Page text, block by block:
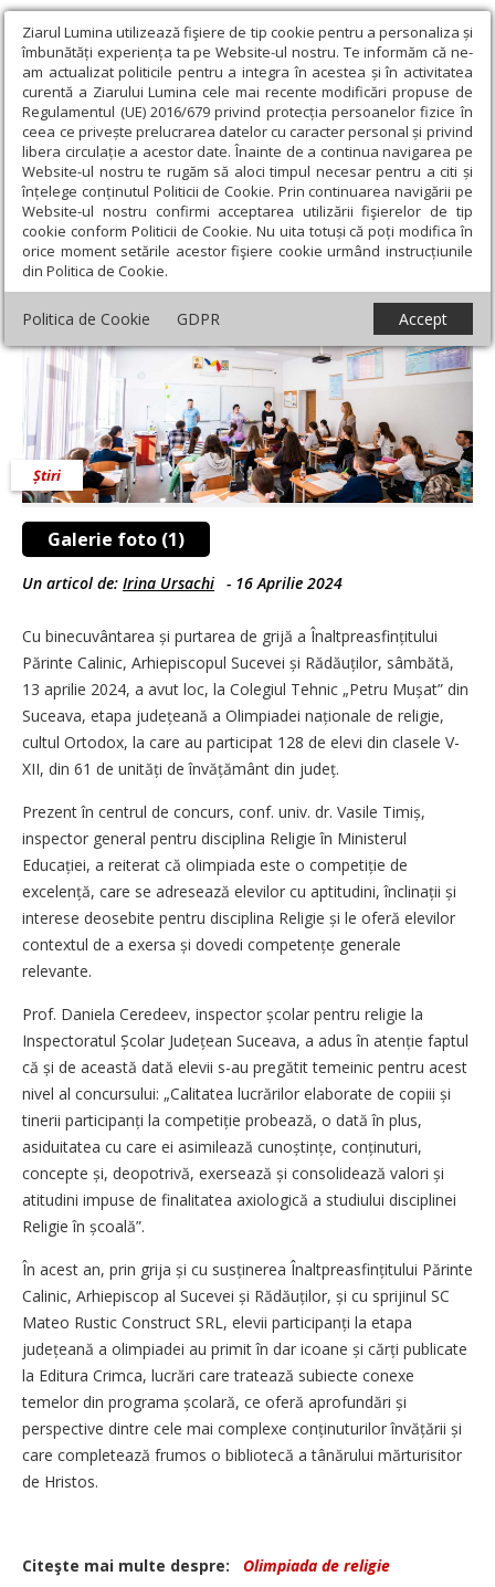
Ziarul Lumina utilizează fişiere de tip cookie pentru a personaliza și
îmbunătăți experiența ta pe Website-ul nostru. Te informăm că ne-
am actualizat politicile pentru a integra în acestea și în activitatea
curentă a Ziarului Lumina cele mai recente modificări propuse de
Regulamentul (UE) 2016/679 privind protecția persoanelor fizice în
ceea ce privește prelucrarea datelor cu caracter personal și privind
libera circulație a acestor date. Înainte de a continua navigarea pe
Website-ul nostru te rugăm să aloci timpul necesar pentru a citi și
înțelege conținutul Politicii de Cookie. Prin continuarea navigării pe
Website-ul nostru confirmi acceptarea utilizării fişierelor de tip
cookie conform Politicii de Cookie. Nu uita totuși că poți modifica în
orice moment setările acestor fişiere cookie urmând instrucțiunile
din Politica de Cookie.
Politica de Cookie GDPR Accept
Ziarul Lumina › Actualitate religioasă › Știri › Olimpiada de
religie, la Suceava
Olimpiada de religie, la Suceava
Galerie foto (1)
Știri
Un articol de: Irina Ursachi - 16 Aprilie 2024
Cu binecuvântarea și purtarea de grijă a Înaltpreasfințitului
Părinte Calinic, Arhiepiscopul Sucevei și Rădăuților, sâmbătă,
13 aprilie 2024, a avut loc, la Colegiul Tehnic „Petru Mușat” din
Suceava, etapa județeană a Olimpiadei na­ționale de religie,
cultul Ortodox, la care au participat 128 de elevi din clasele V-
XII, din 61 de unități de învățământ din județ.
Prezent în centrul de concurs, conf. univ. dr. Vasile Timiș,
inspec­tor general pentru disciplina Religie în Ministerul
Educației, a reiterat că olimpiada este o competi­ție de
excelență, care se adresează elevilor cu aptitudini, înclinații și
interese deosebite pentru disciplina Religie și le oferă elevilor
contextul de a exersa și dovedi com­petențe generale
relevante.
Prof. Daniela Ceredeev, inspector școlar pentru religie la
Inspectoratul Școlar Județean Suceava, a adus în atenție faptul
că și de această dată elevii s-au pregătit temeinic pentru acest
nivel al concursului: „Calitatea lucrărilor elaborate de copiii și
tinerii partici­panți la competiție probează, o dată în plus,
asiduitatea cu care ei asimilează cunoștințe, conținuturi,
concepte și, deopotrivă, exersează și consolidează valori și
atitudini impuse de finalitatea axiologică a studiului disciplinei
Religie în școală”.
În acest an, prin grija și cu sus­ținerea Înaltpreasfințitului Părinte
Calinic, Arhiepiscop al Sucevei și Rădăuților, și cu sprijinul SC
Mateo Rustic Construct SRL, elevii participanți la etapa
județeană a olimpiadei au primit în dar icoane și cărți publicate
la Editura Crimca, lucrări care tratează subiecte conexe
temelor din programa șco­lară, ce oferă aprofundări și
perspective dintre cele mai complexe conținuturilor învățării și
care completează frumos o bibliotecă a tânărului mărturisitor
de Hristos.
Citeşte mai multe despre: Olimpiada de religie